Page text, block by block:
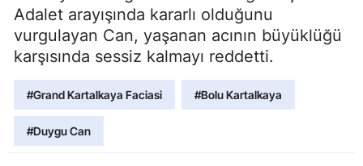
Adalet arayışında kararlı olduğunu
vurgulayan Can, yaşanan acının büyüklüğü
karşısında sessiz kalmayı reddetti.
#Grand Kartalkaya Faciasi #Bolu Kartalkaya
#Duygu Can